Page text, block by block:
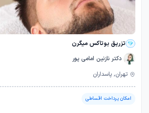
تزریق بوتاکس میگرن
دکتر نازنین امامی پور
تهران, پاسداران
امکان پرداخت اقساطی